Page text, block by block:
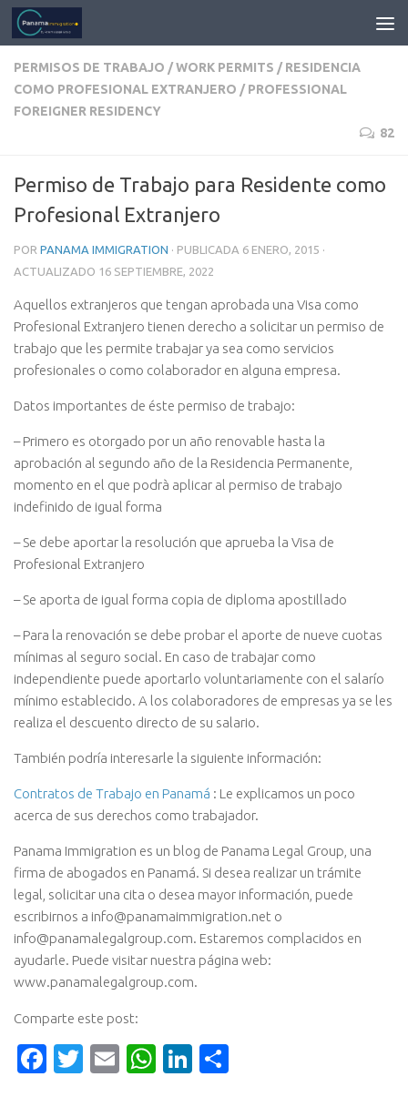
PERMISOS DE TRABAJO / WORK PERMITS / RESIDENCIA
COMO PROFESIONAL EXTRANJERO / PROFESSIONAL
FOREIGNER RESIDENCY
82
Permiso de Trabajo para Residente como
Profesional Extranjero
POR PANAMA IMMIGRATION · PUBLICADA 6 ENERO, 2015 ·
ACTUALIZADO 16 SEPTIEMBRE, 2022
Aquellos extranjeros que tengan aprobada una Visa como
Profesional Extranjero tienen derecho a solicitar un permiso de
trabajo que les permite trabajar ya sea como servicios
profesionales o como colaborador en alguna empresa.
Datos importantes de éste permiso de trabajo:
– Primero es otorgado por un año renovable hasta la
aprobación al segundo año de la Residencia Permanente,
momento en el que podrà aplicar al permiso de trabajo
indefinido de igual forma
– Se debe aportar la resolución que aprueba la Visa de
Profesional Extranjero
– Se aporta de igual forma copia de diploma apostillado
– Para la renovación se debe probar el aporte de nueve cuotas
mínimas al seguro social. En caso de trabajar como
independiente puede aportarlo voluntariamente con el salarío
mínimo establecido. A los colaboradores de empresas ya se les
realiza el descuento directo de su salario.
También podría interesarle la siguiente información:
Contratos de Trabajo en Panamá : Le explicamos un poco
acerca de sus derechos como trabajador.
Panama Immigration es un blog de Panama Legal Group, una
firma de abogados en Panamá. Si desea realizar un trámite
legal, solicitar una cita o desea mayor información, puede
escribirnos a info@panamaimmigration.net o
info@panamalegalgroup.com. Estaremos complacidos en
ayudarle. Puede visitar nuestra página web:
www.panamalegalgroup.com.
Comparte este post:
Facebook
Twitter
EmailWhatsApp
LinkedIn